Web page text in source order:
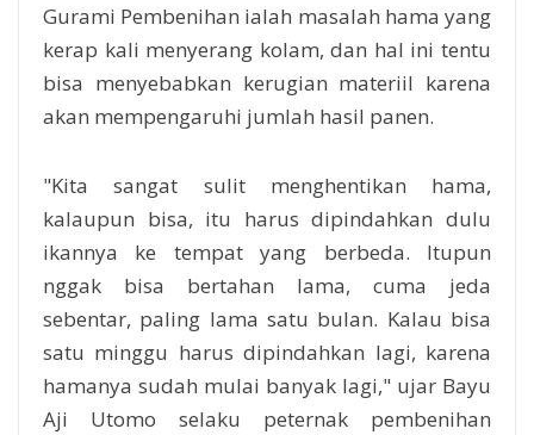
Gurami Pembenihan ialah masalah hama yang
kerap kali menyerang kolam, dan hal ini tentu
bisa menyebabkan kerugian materiil karena
akan mempengaruhi jumlah hasil panen.
"Kita sangat sulit menghentikan hama,
kalaupun bisa, itu harus dipindahkan dulu
ikannya ke tempat yang berbeda. Itupun
nggak bisa bertahan lama, cuma jeda
sebentar, paling lama satu bulan. Kalau bisa
satu minggu harus dipindahkan lagi, karena
hamanya sudah mulai banyak lagi," ujar Bayu
Aji Utomo selaku peternak pembenihan